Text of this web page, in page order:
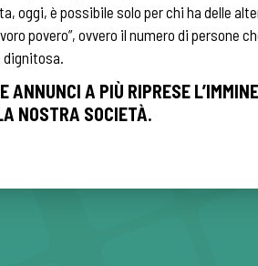
oggi, è possibile solo per chi ha delle
povero”, ovvero il numero di persone
dignitosa.
ANNUNCI A PIÙ RIPRESE
NOSTRA SOCIETÀ.